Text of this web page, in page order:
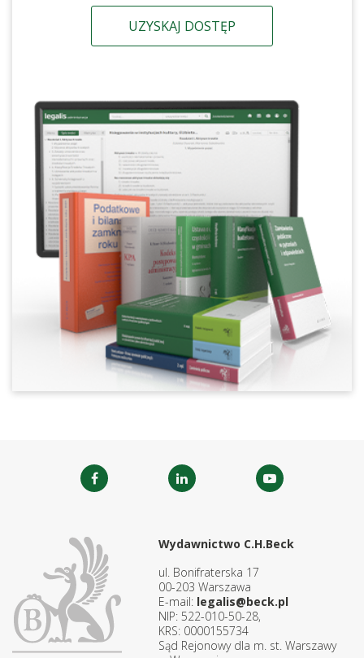
UZYSKAJ DOSTĘP
Wydawnictwo C.H.Beck
ul. Bonifraterska 17
00-203 Warszawa
E-mail: legalis@beck.pl
NIP: 522-010-50-28,
KRS: 0000155734
Sąd Rejonowy dla m. st. Warszawy